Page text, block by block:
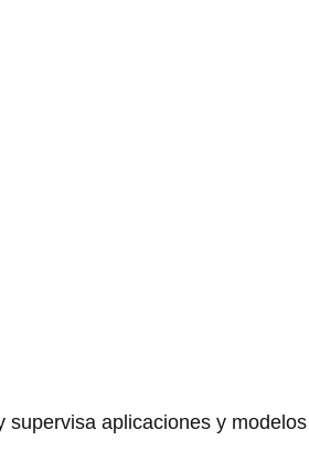
supervisa aplicaciones y